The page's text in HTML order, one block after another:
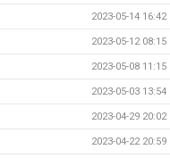
2023-05-14 16:42
2023-05-12 08:15
2023-05-08 11:15
2023-05-03 13:54
2023-04-29 20:02
2023-04-22 20:59